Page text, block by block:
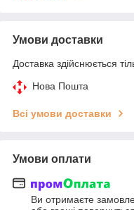
Умови доставки
Доставка здійснюється
Нова Пошта
Всі умови доставки
Умови оплати
Ви отримаєте